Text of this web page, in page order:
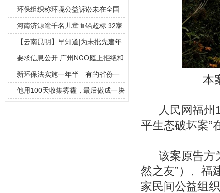
本
人民网福州
平生态破坏案”
该案原告方
然之友”）、福
家民间公益组
环保组织称环境公益诉讼未在全国
铺开 仅1
河南济源逾千名儿童血铅超标 32家
污染企
【云南昆明】早知道|为未批先建年
屠宰生猪
要求信息公开 广州NGO庭上拒绝和
解
新环保法实施一年半，有的省份一
年新增了2
他用100天收集雾霾，最后做成一块